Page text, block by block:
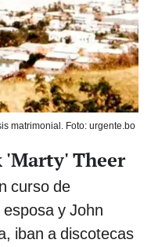
matrimonial. Foto: urgente.bo
'Marty' Theer
curso de
y John
iban a discotecas